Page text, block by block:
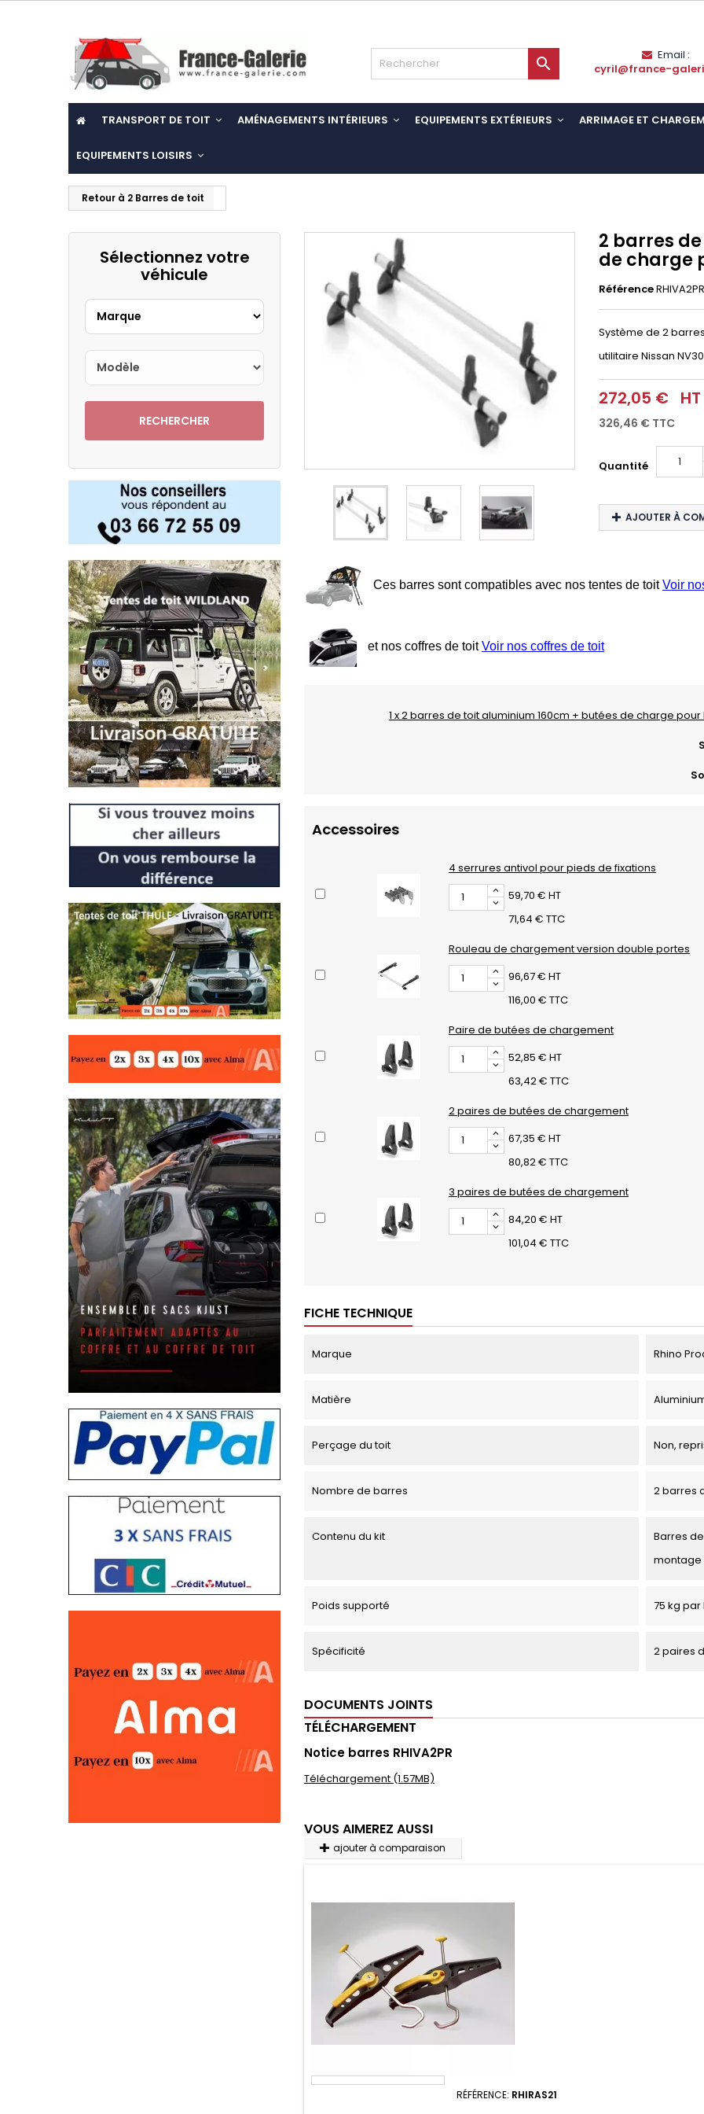

Email :
cyril@france-
TRANSPORT DE TOIT AMÉNAGEMENTS INTÉRIEURS EQUIPEMENTS EXTÉRIEURS ARRIMAGE ET
EQUIPEMENTS LOISIRS
Retour à 2 Barres de toit
Sélectionnez votre
véhicule
RECHERCHER
2 barres
de charge
RéférenceRHIVA2PR
Système de 2
utilitaire Nissan
272,05 € HT
326,46 € TTC
Quantité
AJOUTER À
Ces barres sont compatibles avec nos tentes de toitVoir
et nos coffres de toitVoir nos coffres de toit
1 x 2 barres de toit aluminium 160cm + butées de charge pour
Accessoires
4 serrures antivol pour pieds de fixations
59,70 € HT
71,64 € TTC
Rouleau de chargement version double portes
96,67 € HT
116,00 € TTC
Paire de butées de chargement
52,85 € HT
63,42 € TTC
2 paires de butées de chargement
67,35 € HT
80,82 € TTC
3 paires de butées de chargement
84,20 € HT
101,04 € TTC
FICHE TECHNIQUE
Marque Rhino
Matière
Perçage du toit Non,
Nombre de barres 2 barres
Contenu du kit
Barres
montage
Poids supporté 75 kg
Spécificité 2 paires
DOCUMENTS JOINTS
TÉLÉCHARGEMENT
Notice barres RHIVA2PR
Téléchargement (1.57MB)
VOUS AIMEREZ AUSSI
ajouter à comparaison
RÉFÉRENCE: RHIRAS21